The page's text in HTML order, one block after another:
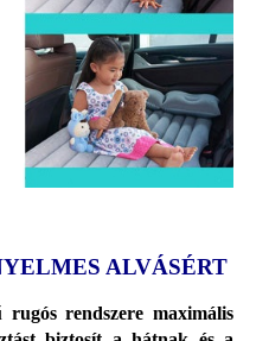
ALVÁSÉRT
rendszere maximális